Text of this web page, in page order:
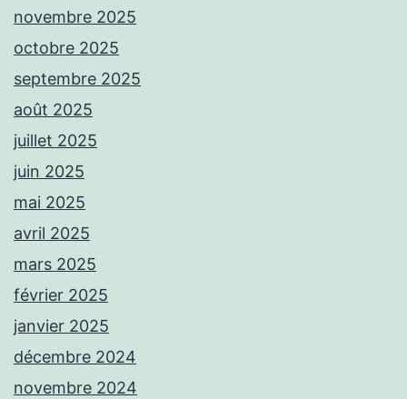
novembre 2025
octobre 2025
septembre 2025
août 2025
juillet 2025
juin 2025
mai 2025
avril 2025
mars 2025
février 2025
janvier 2025
décembre 2024
novembre 2024